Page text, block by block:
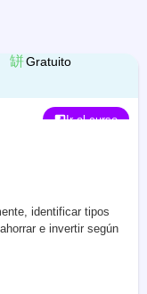
Gratuito
Ir al curso
identificar tipos
e invertir según